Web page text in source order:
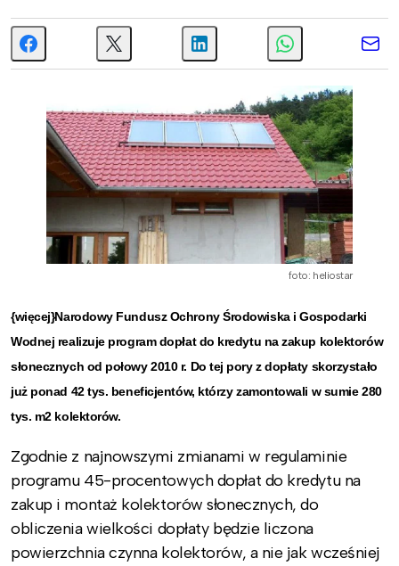
foto: heliostar
{więcej}Narodowy Fundusz Ochrony Środowiska i Gospodarki
Wodnej realizuje program dopłat do kredytu na zakup kolektorów
słonecznych od połowy 2010 r. Do tej pory z dopłaty skorzystało
już ponad 42 tys. beneficjentów, którzy zamontowali w sumie 280
tys. m2 kolektorów.
Zgodnie z najnowszymi zmianami w regulaminie
programu 45-procentowych dopłat do kredytu na
zakup i montaż kolektorów słonecznych, do
obliczenia wielkości dopłaty będzie liczona
powierzchnia czynna kolektorów, a nie jak wcześniej